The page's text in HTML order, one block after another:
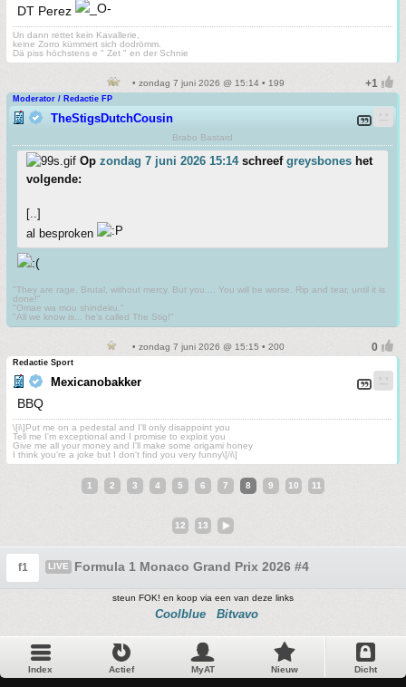
DT Perez
Un dann rettet kein Kavallerie,
keine Zorro kümmert sich dodrömm.
Dä piss höchstens e " Zet " en der Schnie
• zondag 7 juni 2026 @ 15:14 • 199
Moderator / Redactie FP
TheStigsDutchCousin
Brabo Bastard
Op zondag 7 juni 2026 15:14schreef greysbones het
volgende:
[..]
al besproken
"They are rage. Brutal, without mercy. But you.... You will be worse. Rip and tear, until it is
done!"
"Omae wa mou shindeiru."
"All we know is... he's called The Stig!"
• zondag 7 juni 2026 @ 15:15 • 200
Redactie Sport
Mexicanobakker
BBQ
\[i\]Put me on a pedestal and I'll only disappoint you
Tell me I'm exceptional and I promise to exploit you
Give me all your money and I'll make some origami honey
I think you're a joke but I don't find you very funny\[/i\]
1 2 3 4 5 6 7 8 9 10 11
12 13
f1 LIVE Formula 1 Monaco Grand Prix 2026 #4
steun FOK! en koop via een van deze links
Coolblue Bitvavo
Index Actief MyAT Nieuw Dicht